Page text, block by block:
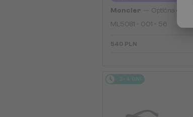
Moncler
Optična okvirja
ML5081 - 001 - 56
540 PLN
2-4 DNI